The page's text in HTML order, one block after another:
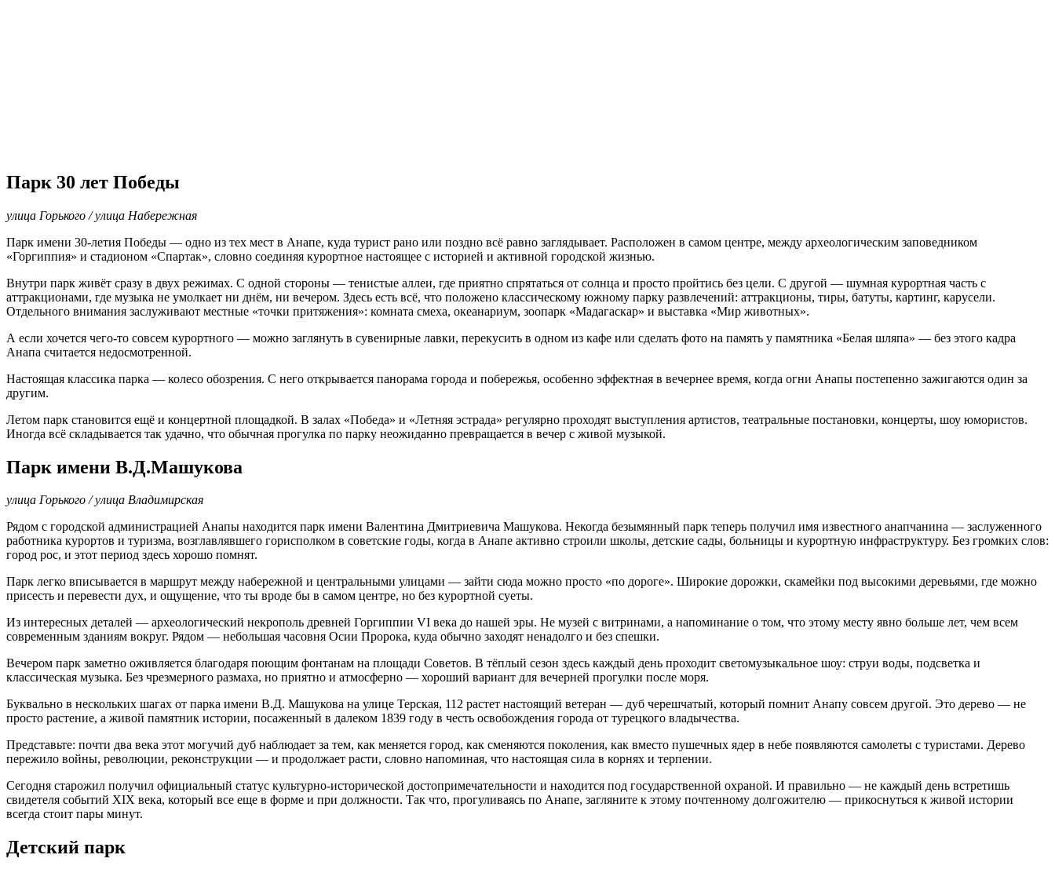
Парк 30 лет Победы
улица Горького / улица Набережная
Парк имени 30-летия Победы — одно из тех мест в Анапе, куда турист рано или поздно всё равно заглядывает. Расположен в самом центре, между археологическим заповедником
«Горгиппия» и стадионом «Спартак», словно соединяя курортное настоящее с историей и активной городской жизнью.
Внутри парк живёт сразу в двух режимах. С одной стороны — тенистые аллеи, где приятно спрятаться от солнца и просто пройтись без цели. С другой — шумная курортная часть с
аттракционами, где музыка не умолкает ни днём, ни вечером. Здесь есть всё, что положено классическому южному парку развлечений: аттракционы, тиры, батуты, картинг, карусели.
Отдельного внимания заслуживают местные «точки притяжения»: комната смеха, океанариум, зоопарк «Мадагаскар» и выставка «Мир животных».
А если хочется чего-то совсем курортного — можно заглянуть в сувенирные лавки, перекусить в одном из кафе или сделать фото на память у памятника «Белая шляпа» — без этого кадра
Анапа считается недосмотренной.
Настоящая классика парка — колесо обозрения. С него открывается панорама города и побережья, особенно эффектная в вечернее время, когда огни Анапы постепенно зажигаются один за
другим.
Летом парк становится ещё и концертной площадкой. В залах «Победа» и «Летняя эстрада» регулярно проходят выступления артистов, театральные постановки, концерты, шоу юмористов.
Иногда всё складывается так удачно, что обычная прогулка по парку неожиданно превращается в вечер с живой музыкой.
Парк имени В.Д.Машукова
улица Горького / улица Владимирская
Рядом с городской администрацией Анапы находится парк имени Валентина Дмитриевича Машукова. Некогда безымянный парк теперь получил имя известного анапчанина — заслуженного
работника курортов и туризма, возглавлявшего горисполком в советские годы, когда в Анапе активно строили школы, детские сады, больницы и курортную инфраструктуру. Без громких слов:
город рос, и этот период здесь хорошо помнят.
Парк легко вписывается в маршрут между набережной и центральными улицами — зайти сюда можно просто «по дороге». Широкие дорожки, скамейки под высокими деревьями, где можно
присесть и перевести дух, и ощущение, что ты вроде бы в самом центре, но без курортной суеты.
Из интересных деталей — археологический некрополь древней Горгиппии VI века до нашей эры. Не музей с витринами, а напоминание о том, что этому месту явно больше лет, чем всем
современным зданиям вокруг. Рядом — небольшая часовня Осии Пророка, куда обычно заходят ненадолго и без спешки.
Вечером парк заметно оживляется благодаря поющим фонтанам на площади Советов. В тёплый сезон здесь каждый день проходит светомузыкальное шоу: струи воды, подсветка и
классическая музыка. Без чрезмерного размаха, но приятно и атмосферно — хороший вариант для вечерней прогулки после моря.
Буквально в нескольких шагах от парка имени В.Д. Машукова на улице Терская, 112 растет настоящий ветеран — дуб черешчатый, который помнит Анапу совсем другой. Это дерево — не
просто растение, а живой памятник истории, посаженный в далеком 1839 году в честь освобождения города от турецкого владычества.
Представьте: почти два века этот могучий дуб наблюдает за тем, как меняется город, как сменяются поколения, как вместо пушечных ядер в небе появляются самолеты с туристами. Дерево
пережило войны, революции, реконструкции — и продолжает расти, словно напоминая, что настоящая сила в корнях и терпении.
Сегодня старожил получил официальный статус культурно-исторической достопримечательности и находится под государственной охраной. И правильно — не каждый день встретишь
свидетеля событий XIX века, который все еще в форме и при должности. Так что, прогуливаясь по Анапе, загляните к этому почтенному долгожителю — прикоснуться к живой истории
всегда стоит пары минут.
Детский парк